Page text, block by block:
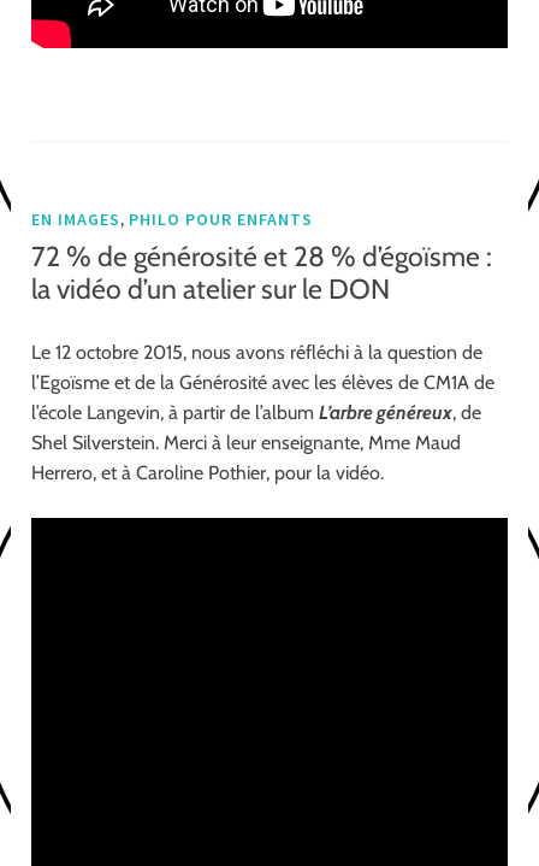
EN IMAGES, PHILO POUR ENFANTS
72 % de générosité et 28 % d’égoïsme :
la vidéo d’un atelier sur le DON
Le 12 octobre 2015, nous avons réfléchi à la question de
l’Egoïsme et de la Générosité avec les élèves de CM1A de
l’école Langevin, à partir de l’albumL’arbre généreux, de
Shel Silverstein. Merci à leur enseignante, Mme Maud
Herrero, et à Caroline Pothier, pour la vidéo.